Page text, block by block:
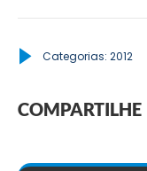
Categorias: 2012
COMPARTILHE